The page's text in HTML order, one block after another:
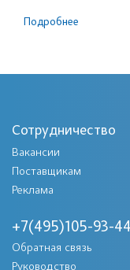
клинике Вы
Повод к
Родинки,
Кондиломы
Зуд кожи
Подробнее
Сотрудничество
Вакансии
Поставщикам
Реклама
+7(495)105-93-44
Обратная связь
Руководство